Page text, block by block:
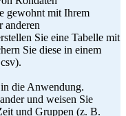
gewohnt mit Ihrem
anderen
Sie eine Tabelle mit
Sie diese in einem
die Anwendung.
und weisen Sie
und Gruppen (z. B.